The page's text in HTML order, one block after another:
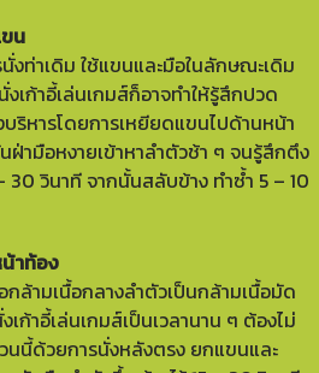
น
งท่าเดิม ใช้แขนและมือในลักษณะเดิม
งเก้าอี้เล่นเกมส์ก็อาจทำให้รู้สึกปวด
ริหารโดยการเหยียดแขนไปด้านหน้า
ฝ่ามือหงายเข้าหาลำตัวช้า ๆ จนรู้สึกตึง
30 วินาที จากนั้นสลับข้าง ทำซ้ำ 5 – 10
าท้อง
ล้ามเนื้อกลางลำตัวเป็นกล้ามเนื้อมัด
ก้าอี้เล่นเกมส์เป็นเวลานาน ๆ ต้องไม่
นนี้ด้วยการนั่งหลังตรง ยกแขนและ